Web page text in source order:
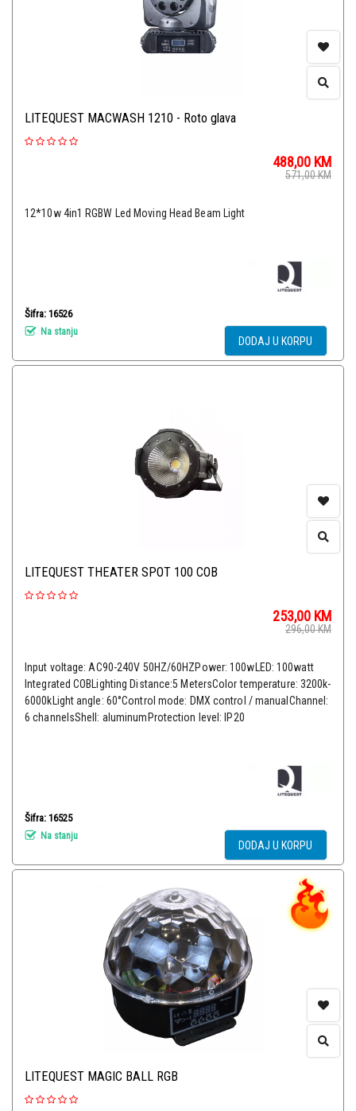
LITEQUEST MACWASH 1210 - Roto glava
488,00 KM
571,00KM
12*10w 4in1 RGBW Led Moving Head Beam Light
Šifra: 16526
Na stanju
DODAJ U KORPU
LITEQUEST THEATER SPOT 100 COB
253,00 KM
296,00KM
Input voltage: AC90-240V 50HZ/60HZPower: 100wLED: 100watt
Integrated COBLighting Distance:5 MetersColor temperature: 3200k-
6000kLight angle: 60°Control mode: DMX control / manualChannel:
6 channelsShell: aluminumProtection level: IP20
Šifra: 16525
Na stanju
DODAJ U KORPU
LITEQUEST MAGIC BALL RGB